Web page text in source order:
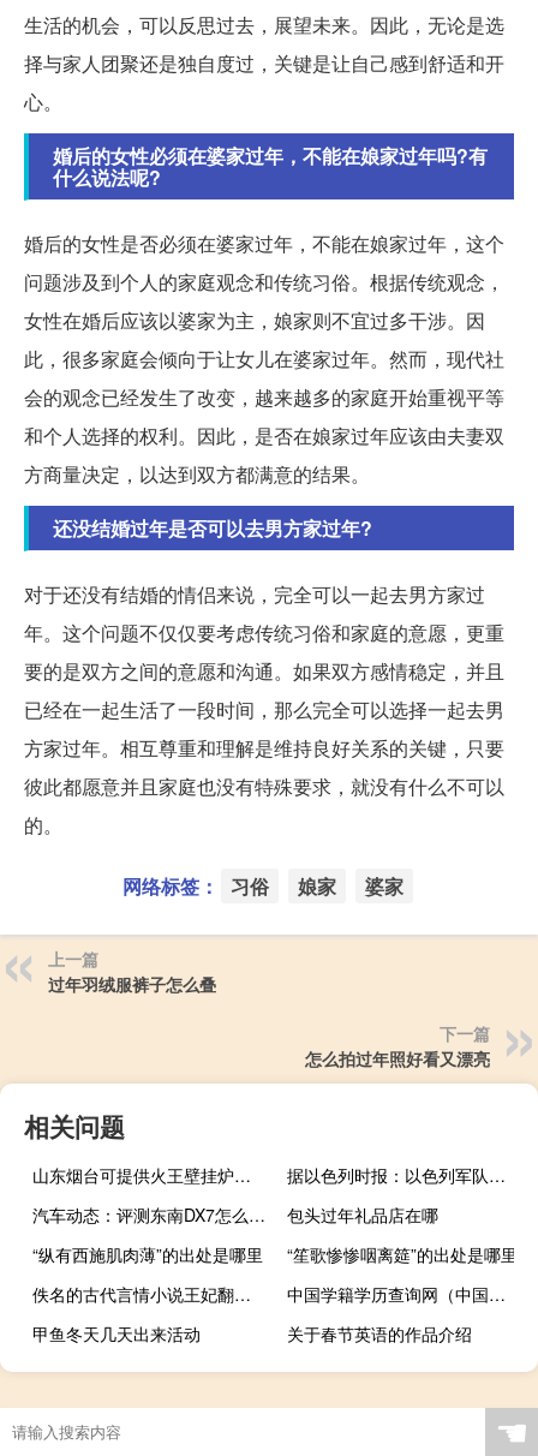
生活的机会，可以反思过去，展望未来。因此，无论是选
择与家人团聚还是独自度过，关键是让自己感到舒适和开
心。
婚后的女性必须在婆家过年，不能在娘家过年吗?有
什么说法呢?
婚后的女性是否必须在婆家过年，不能在娘家过年，这个
问题涉及到个人的家庭观念和传统习俗。根据传统观念，
女性在婚后应该以婆家为主，娘家则不宜过多干涉。因
此，很多家庭会倾向于让女儿在婆家过年。然而，现代社
会的观念已经发生了改变，越来越多的家庭开始重视平等
和个人选择的权利。因此，是否在娘家过年应该由夫妻双
方商量决定，以达到双方都满意的结果。
还没结婚过年是否可以去男方家过年?
对于还没有结婚的情侣来说，完全可以一起去男方家过
年。这个问题不仅仅要考虑传统习俗和家庭的意愿，更重
要的是双方之间的意愿和沟通。如果双方感情稳定，并且
已经在一起生活了一段时间，那么完全可以选择一起去男
方家过年。相互尊重和理解是维持良好关系的关键，只要
彼此都愿意并且家庭也没有特殊要求，就没有什么不可以
的。
网络标签： 习俗 娘家 婆家
上一篇
过年羽绒服裤子怎么叠
下一篇
怎么拍过年照好看又漂亮
相关问题
山东烟台可提供火王壁挂炉维修服务地址在哪
据以色列时报：以色列军队和巴勒斯坦武装分子在靠近加沙地带边界的南部城镇马根发生了激烈的枪战
汽车动态：评测东南DX7怎么样及北汽制造BJ 212多少钱
包头过年礼品店在哪
“纵有西施肌肉薄”的出处是哪里
“笙歌惨惨咽离筵”的出处是哪里
佚名的古代言情小说王妃翻身记（王妃娘娘翻身记简介）
中国学籍学历查询网（中国学籍网）
甲鱼冬天几天出来活动
关于春节英语的作品介绍
☚